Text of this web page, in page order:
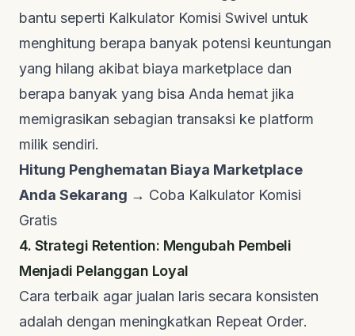
bantu seperti Kalkulator Komisi Swivel untuk
menghitung berapa banyak potensi keuntungan
yang hilang akibat biaya marketplace dan
berapa banyak yang bisa Anda hemat jika
memigrasikan sebagian transaksi ke platform
milik sendiri.
Hitung Penghematan Biaya Marketplace
Anda Sekarang → Coba Kalkulator Komisi
Gratis
4. Strategi Retention: Mengubah Pembeli
Menjadi Pelanggan Loyal
Cara terbaik agar jualan laris secara konsisten
adalah dengan meningkatkan Repeat Order.